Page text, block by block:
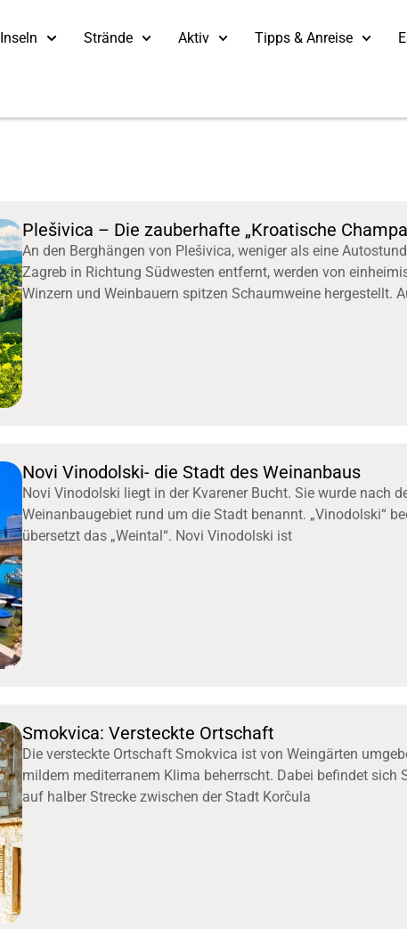
Inseln Strände Aktiv Tipps & Anreise
Plešivica – Die zauberhafte „Kroatische
An den Berghängen von Plešivica, weniger als eine
Zagreb in Richtung Südwesten entfernt, werden von
Winzern und Weinbauern spitzen Schaumweine hergestellt.
Novi Vinodolski- die Stadt des Weinanbaus
Novi Vinodolski liegt in der Kvarener Bucht. Sie wurde nach
Weinanbaugebiet rund um die Stadt benannt. „Vinodolski“
übersetzt das „Weintal“. Novi Vinodolski ist
Smokvica: Versteckte Ortschaft
Die versteckte Ortschaft Smokvica ist von Weingärten
mildem mediterranem Klima beherrscht. Dabei befindet sich
auf halber Strecke zwischen der Stadt Korčula